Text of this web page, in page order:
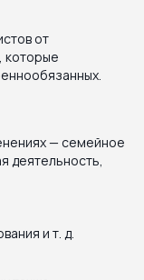
от
которые
— семейное
деятельность,
и т. д.